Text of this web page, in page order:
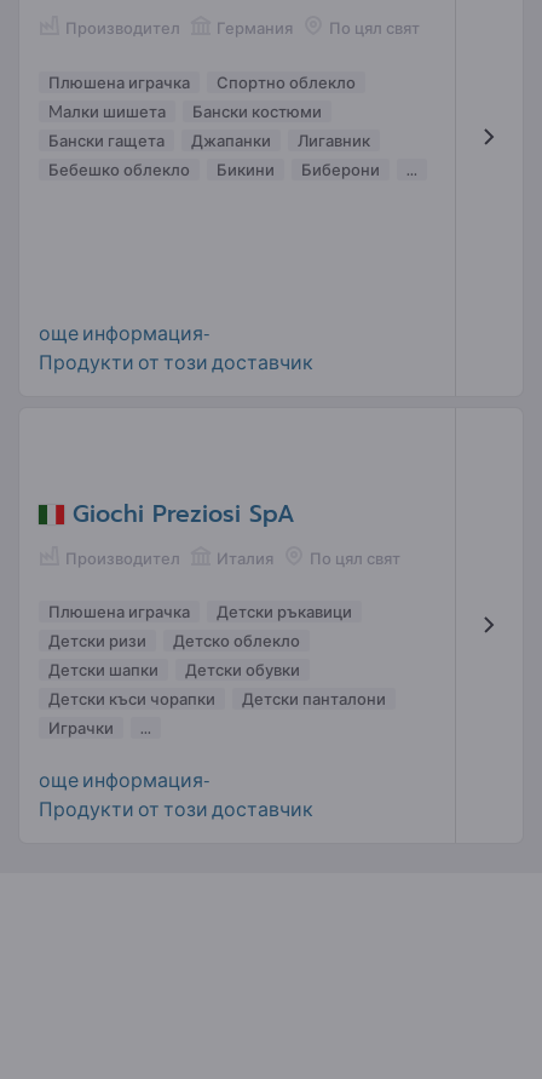
Производител Германия По цял свят
Плюшена играчка
Спортно облекло
Mалки шишета
Бански костюми
Бански гащета
Джапанки
Лигавник
Бебешко облекло
Бикини Биберони ...
още информация-
Продукти от този доставчик
Giochi Preziosi SpA
Производител Италия По цял свят
Плюшена играчка
Детски ръкавици
Детски ризи
Детско облекло
Детски шапки
Детски обувки
Детски къси чорапки
Детски панталони
Играчки
...
още информация-
Продукти от този доставчик